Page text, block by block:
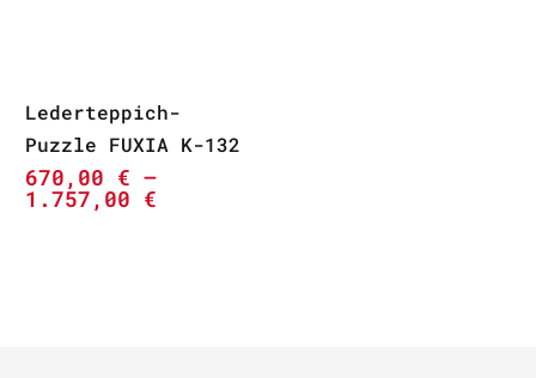
Lederteppich-
Puzzle FUXIA K-132
670,00 € –
1.757,00 €